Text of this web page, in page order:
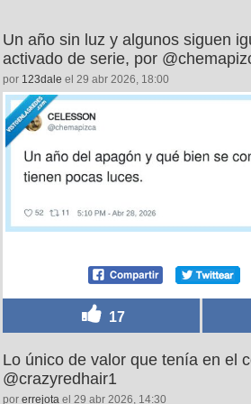
Un año sin luz y algunos siguen
activado de serie, por
por 123dale el 29 abr 2026, 18:00
17
Lo único de valor que tenía en el
@crazyredhair1
por errejota el 29 abr 2026, 14:30